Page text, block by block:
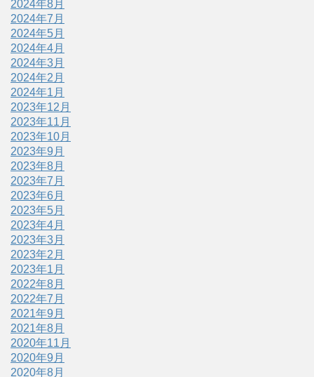
2024年8月
2024年7月
2024年5月
2024年4月
2024年3月
2024年2月
2024年1月
2023年12月
2023年11月
2023年10月
2023年9月
2023年8月
2023年7月
2023年6月
2023年5月
2023年4月
2023年3月
2023年2月
2023年1月
2022年8月
2022年7月
2021年9月
2021年8月
2020年11月
2020年9月
2020年8月